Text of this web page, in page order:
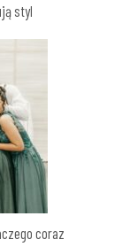
styl
coraz